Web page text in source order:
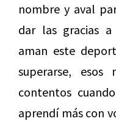
nombre y aval
dar las gracias
aman este
superarse, esos
contentos
aprendí más con